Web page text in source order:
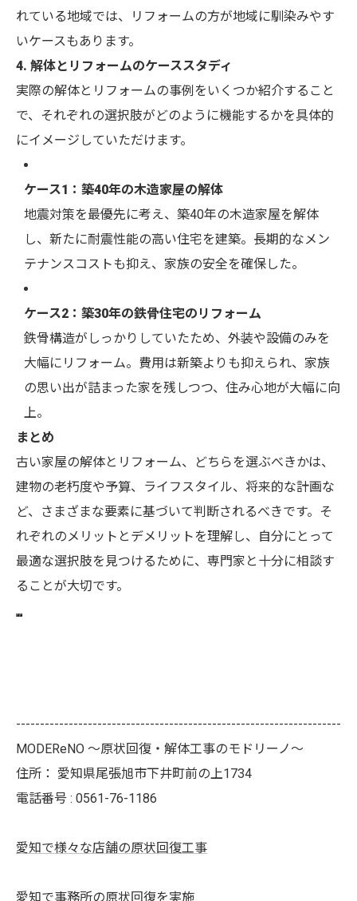
れている地域では、リフォームの方が地域に馴染みやす
いケースもあります。
4. 解体とリフォームのケーススタディ
実際の解体とリフォームの事例をいくつか紹介すること
で、それぞれの選択肢がどのように機能するかを具体的
にイメージしていただけます。
ケース1：築40年の木造家屋の解体
地震対策を最優先に考え、築40年の木造家屋を解体
し、新たに耐震性能の高い住宅を建築。長期的なメン
テナンスコストも抑え、家族の安全を確保した。
ケース2：築30年の鉄骨住宅のリフォーム
鉄骨構造がしっかりしていたため、外装や設備のみを
大幅にリフォーム。費用は新築よりも抑えられ、家族
の思い出が詰まった家を残しつつ、住み心地が大幅に向
上。
まとめ
古い家屋の解体とリフォーム、どちらを選ぶべきかは、
建物の老朽度や予算、ライフスタイル、将来的な計画な
ど、さまざまな要素に基づいて判断されるべきです。そ
れぞれのメリットとデメリットを理解し、自分にとって
最適な選択肢を見つけるために、専門家と十分に相談す
ることが大切です。
--------------------------------------------------------------------
MODEReNO ～原状回復・解体工事のモドリーノ～
住所： 愛知県尾張旭市下井町前の上1734
電話番号 : 0561-76-1186
愛知で様々な店舗の原状回復工事
愛知で事務所の原状回復を実施